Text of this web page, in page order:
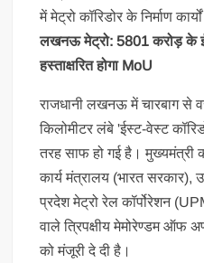
में मेट्रो कॉरिडोर के निर्माण
लखनऊ मेट्रो: 5801 करोड़ के
हस्ताक्षरित होगा MoU
राजधानी लखनऊ में चारबाग
किलोमीटर लंबे 'ईस्ट-वेस्ट
तरह साफ हो गई है। मुख्यमंत्री
कार्य मंत्रालय (भारत सरकार),
प्रदेश मेट्रो रेल कॉर्पोरेशन
वाले त्रिपक्षीय मेमोरेण्डम ऑफ
को मंजूरी दे दी है।